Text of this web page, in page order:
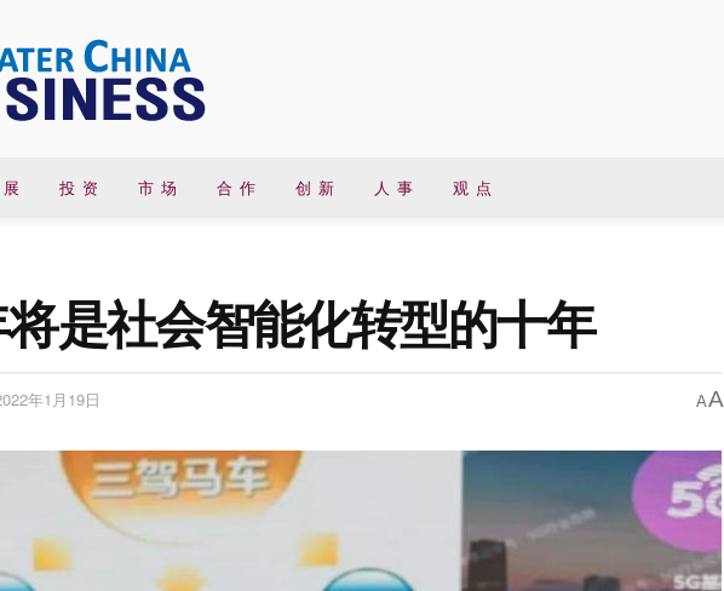
投 资 市 场 合 作 创 新 人 事 观 点
是社会智能化转型的十年
年1月19日 AA